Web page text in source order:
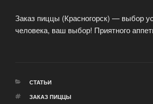
Заказ пиццы (Красногорск) — выбор
человека, ваш выбор! Приятного
РУБРИКИ
СТАТЬИ
МЕТКИ
ЗАКАЗ ПИЦЦЫ